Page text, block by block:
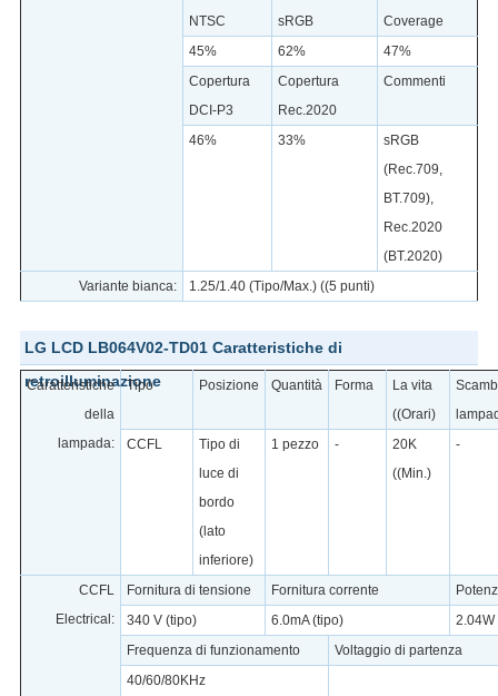
NTSC
sRGB
Coverage
45%
62%
47%
Copertura
DCI-P3
Copertura
Rec.2020
Commenti
46% 33%
sRGB
(Rec.709,
BT.709),
Rec.2020
(BT.2020)
Variante bianca:
1.25/1.40 (Tipo/Max.) ((5 punti)
LG LCD LB064V02-TD01 Caratteristiche di
retroilluminazione
Caratteristiche
della
lampada:
Tipo Posizione Quantità Forma
La vita
((Orari)
CCFL
Tipo di
luce di
bordo
(lato
inferiore)
1 pezzo -
20K
((Min.)
-
CCFL
Electrical:
Fornitura di tensione Fornitura corrente
340 V (tipo)
6.0mA (tipo)
2.04W
Frequenza di funzionamento
Voltaggio di partenza
40/60/80KHz